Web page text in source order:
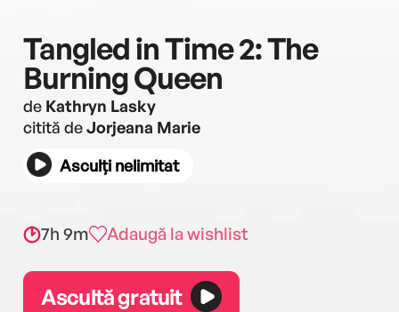
Tangled in Time 2: The
Burning Queen
de Kathryn Lasky
citită deJorjeana Marie
Asculți nelimitat
7h 9m Adaugă la wishlist
Ascultă gratuit